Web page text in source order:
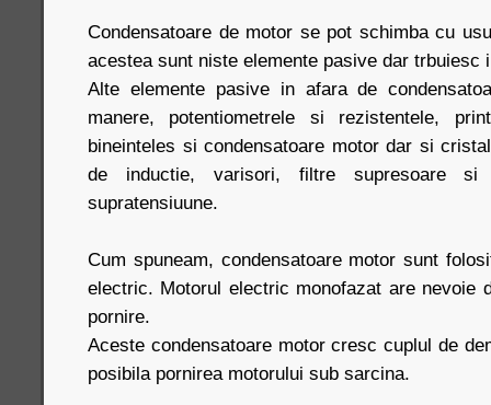
Condensatoare de motor se pot schimba cu
acestea sunt niste elemente pasive dar
Alte elemente pasive in afara de
manere, potentiometrele si rezistentele,
bineinteles si condensatoare motor dar si
de inductie, varisori, filtre supresoare
supratensiuune.
Cum spuneam, condensatoare motor sunt
electric. Motorul electric monofazat are nevoie
pornire.
Aceste condensatoare motor cresc cuplul de
posibila pornirea motorului sub sarcina.